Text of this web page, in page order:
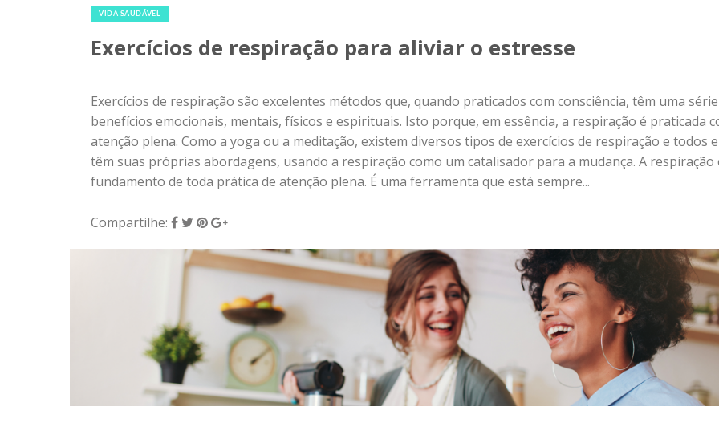
VIDA SAUDÁVEL
Exercícios de respiração para aliviar o estresse
Exercícios de respiração são excelentes métodos que, quando praticados com consciência, têm uma
benefícios emocionais, mentais, físicos e espirituais. Isto porque, em essência, a respiração é praticada
atenção plena. Como a yoga ou a meditação, existem diversos tipos de exercícios de respiração e todos
têm suas próprias abordagens, usando a respiração como um catalisador para a mudança. A respiração
fundamento de toda prática de atenção plena. É uma ferramenta que está sempre...
Compartilhe: